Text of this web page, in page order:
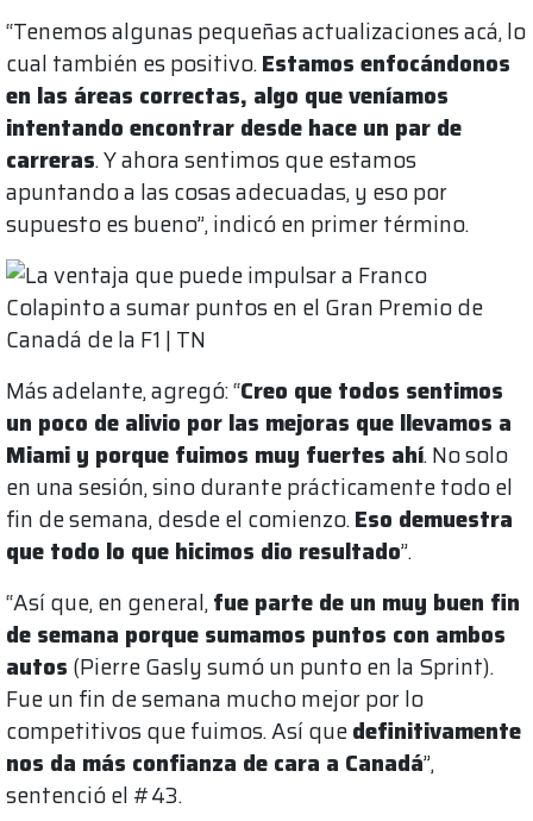
“Tenemos algunas pequeñas actualizaciones acá, lo
cual también es positivo.Estamos enfocándonos
en las áreas correctas, algo que veníamos
intentando encontrar desde hace un par de
carreras. Y ahora sentimos que estamos
apuntando a las cosas adecuadas, y eso por
supuesto es bueno”, indicó en primer término.
Más adelante, agregó: “Creo que todos sentimos
un poco de alivio por las mejoras que llevamos a
Miami y porque fuimos muy fuertes ahí. No solo
en una sesión, sino durante prácticamente todo el
fin de semana, desde el comienzo.Eso demuestra
que todo lo que hicimos dio resultado”.
“Así que, en general,fue parte de un muy buen fin
de semana porque sumamos puntos con ambos
autos (Pierre Gasly sumó un punto en la Sprint).
Fue un fin de semana mucho mejor por lo
competitivos que fuimos. Así quedefinitivamente
nos da más confianza de cara a Canadá”,
sentenció el #43.